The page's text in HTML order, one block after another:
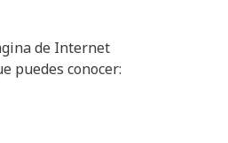
de Internet
puedes conocer: